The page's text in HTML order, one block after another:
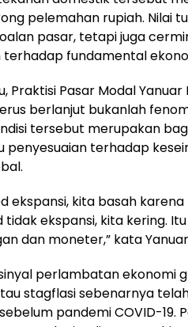
pelemahan rupiah. Nilai
pasar, tetapi juga
fundamental
Praktisi Pasar Modal Yanuar
berlanjut bukanlah
tersebut merupakan
penyesuaian terhadap
ekspansi, kita basah
tidak ekspansi, kita kering.
dan moneter,” kata
perlambatan ekonomi
stagflasi sebenarnya
pandemi COVID-19.